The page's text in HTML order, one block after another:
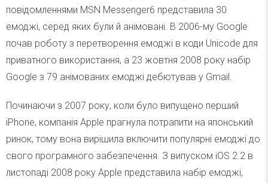
повідомленнями MSN Messenger6 представила 30
емоджі, серед яких були й анімовані. В 2006-му Google
почав роботу з перетворення емоджі в коди Unicode для
приватного використання, а 23 жовтня 2008 року набір
Google з 79 анімованих емоджі дебютував у Gmail.
Починаючи з 2007 року, коли було випущено перший
iPhone, компанія Apple прагнула потрапити на японський
ринок, тому вона вирішила включити популярні емоджі до
свого програмного забезпечення. З випуском iOS 2.2 в
листопаді 2008 року Apple представила набір емоджі,